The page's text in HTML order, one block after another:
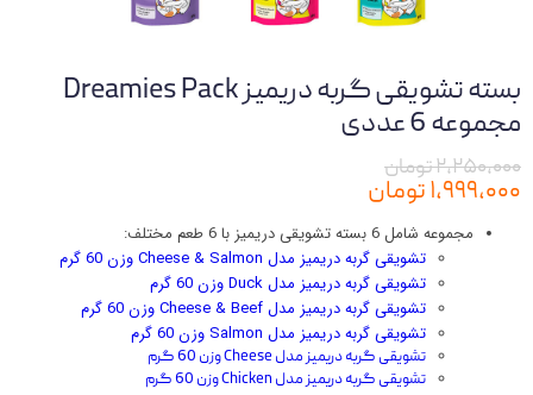
بسته تشویقی گربه دریمیز Dreamies Pack
مجموعه 6 عددی
۲,۲۵۰,۰۰۰ تومان
۱,۹۹۹,۰۰۰ تومان
مجموعه شامل 6 بسته تشویقی دریمیز با 6 طعم مختلف:
تشویقی گربه دریمیز مدل Cheese & Salmon وزن 60 گرم
تشویقی گربه دریمیز مدل Duck وزن 60 گرم
تشویقی گربه دریمیز مدل Cheese & Beef وزن 60 گرم
تشویقی گربه دریمیز مدل Salmon وزن 60 گرم
تشویقی گربه دریمیز مدل Cheese وزن 60 گرم
تشویقی گربه دریمیز مدل Chicken وزن 60 گرم